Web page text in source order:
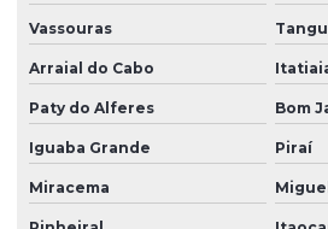
Peças técnicas
Peças técnicas de borracha
Peças técnicas de borracha com dureza
Peças técnicas em silicone
Vassouras
Arraial do Cabo
Paty do Alferes Bom
Iguaba Grande Piraí
Miracema